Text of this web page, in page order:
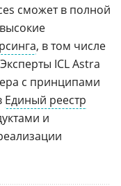
сможет в полной
, в том числе
ICL Astra
с принципами
Единый реестр
и